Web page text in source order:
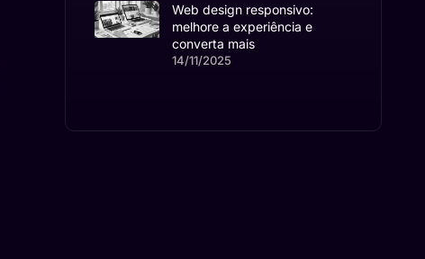
Web design responsivo:
melhore a experiência e
converta mais
14/11/2025